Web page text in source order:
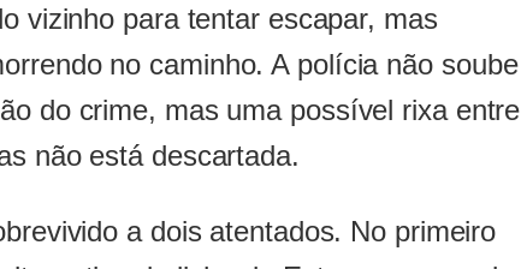
vizinho para tentar escapar, mas
no caminho. A polícia não soube
do crime, mas uma possível rixa entre
não está descartada.
a dois atentados. No primeiro